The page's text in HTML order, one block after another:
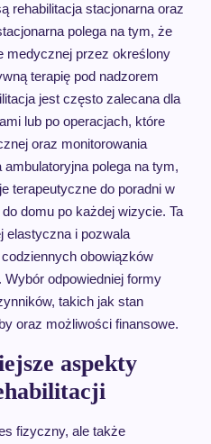
rehabilitacja stacjonarna oraz
polega na tym, że
medycznej przez określony
terapię pod nadzorem
jest często zalecana dla
lub po operacjach, które
oraz monitorowania
polega na tym,
terapeutyczne do poradni w
domu po każdej wizycie. Ta
elastyczna i pozwala
obowiązków
odpowiedniej formy
takich jak stan
oraz możliwości finansowe.
aspekty
fizyczny, ale także